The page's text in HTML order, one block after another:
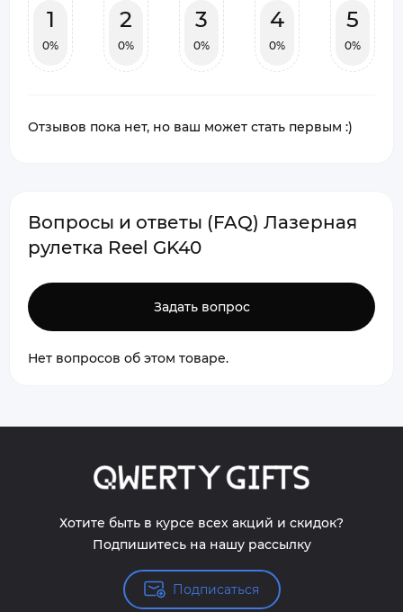
1
0%
2
0%
3
0%
4
0%
5
0%
Отзывов пока нет, но ваш может стать первым :)
Вопросы и ответы (FAQ) Лазерная
рулетка Reel GK40
Задать вопрос
Нет вопросов об этом товаре.
Хотите быть в курсе всех акций и скидок?
Подпишитесь на нашу рассылку
Подписаться